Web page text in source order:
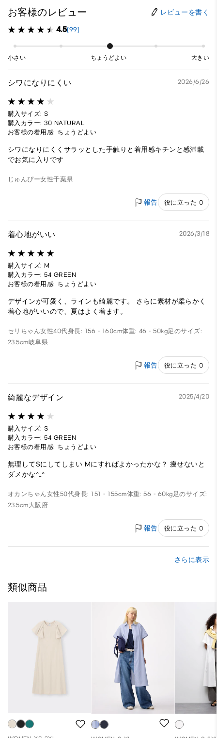
お客様のレビュー レビューを書く
4.5(99)
小さい ちょうどよい 大きい
シワになりにくい 2026/6/26
購入サイズ: S
購入カラー: 30 NATURAL
お客様の着用感: ちょうどよい
シワになりにくくサラッとした手触りと着用感キチンと感満載
でお気に入りです
じゅんぴー女性千葉県
報告 役に立った 0
着心地がいい 2026/3/18
購入サイズ: M
購入カラー: 54 GREEN
お客様の着用感: ちょうどよい
デザインが可愛く、ラインも綺麗です。 さらに素材が柔らかく
着心地がいいので、夏はよく着ます。
セリちゃん女性40代身長: 156 - 160cm体重: 46 - 50kg足のサイズ:
23.5cm岐阜県
報告 役に立った 0
綺麗なデザイン 2025/4/20
購入サイズ: S
購入カラー: 54 GREEN
お客様の着用感: ちょうどよい
無理してSにしてしまい Mにすればよかったかな？ 痩せないと
ダメかな^_^
オカンちゃん女性50代身長: 151 - 155cm体重: 56 - 60kg足のサイズ:
23.5cm大阪府
報告 役に立った 0
さらに表示
類似商品